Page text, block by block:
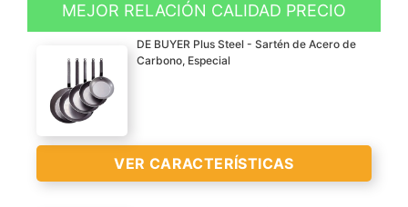
100 % natural y 99 % de
hierro puro, las moléculas
de hierro de la sartén
contribuyen a la buena
salud, permite un alto
calor que sella
rápidamente
manteniendo vitaminas y
MEJOR RELACIÓN CALIDAD PRECIO
DE BUYER Plus Steel - Sartén de Acero de
Carbono, Especial
VER CARACTERÍSTICAS